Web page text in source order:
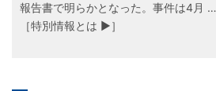
報告書で明らかとなった。事件は4月 …
［特別情報とは ▶］